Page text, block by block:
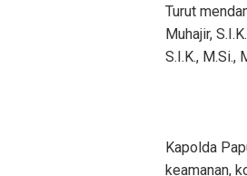
Turut
Muhajir,
S.I.K., M.Si.,
Kapolda
keamanan,